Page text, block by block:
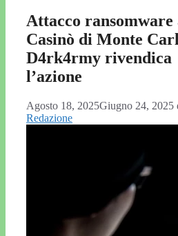
Attacco ransomware
Casinò di Monte
D4rk4rmy rivendica
l’azione
Agosto 18, 2025Giugno 24, 2025
Redazione